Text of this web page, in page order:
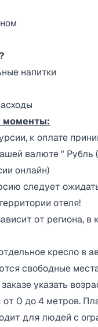
напитки
моменты:
к оплате
валюте " Рубль
онлайн)
следует
отеля!
от региона,
кресло в
свободные
указать
от 0 до 4 метров.
для людей с